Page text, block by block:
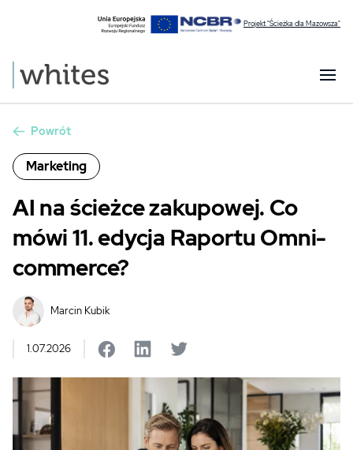
Projekt "Ścieżka dla Mazowsza"
Powrót
Marketing
AI na ścieżce zakupowej. Co
mówi 11. edycja Raportu Omni-
commerce?
Marcin Kubik
1.07.2026